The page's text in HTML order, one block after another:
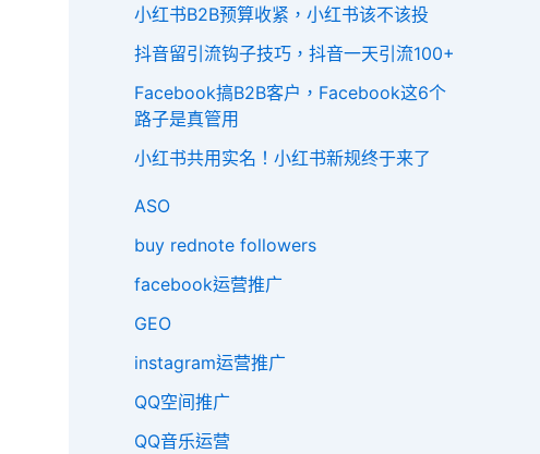
小红书B2B预算收紧，小红书该不该投
抖音留引流钩子技巧，抖音一天引流100+
Facebook搞B2B客户，Facebook这6个
路子是真管用
小红书共用实名！小红书新规终于来了
ASO
buy rednote followers
facebook运营推广
GEO
instagram运营推广
QQ空间推广
QQ音乐运营